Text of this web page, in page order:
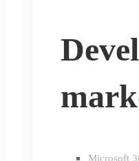
Microsoft